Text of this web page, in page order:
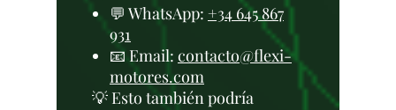
💬 WhatsApp: +34 645 867
931
📧 Email: contacto@flexi-
motores.com
💡 Esto también podría